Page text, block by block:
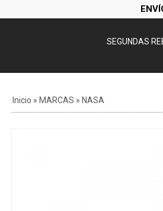
SEGUNDAS
Inicio » MARCAS » NASA